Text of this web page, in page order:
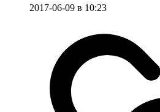
2017-06-09 в 10:23